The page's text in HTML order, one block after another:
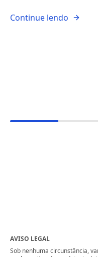
Continue lendo
AVISO LEGAL
Sob nenhuma circunstância,